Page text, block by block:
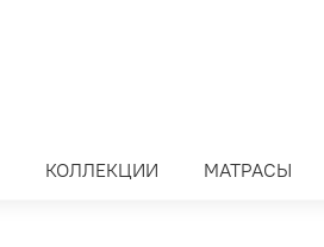
КОЛЛЕКЦИИ МАТРАСЫ